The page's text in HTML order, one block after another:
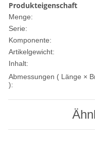
Produkteigenschaft
Menge:
Serie:
Komponente:
Artikelgewicht:
Inhalt:
Abmessungen ( Länge ×
):